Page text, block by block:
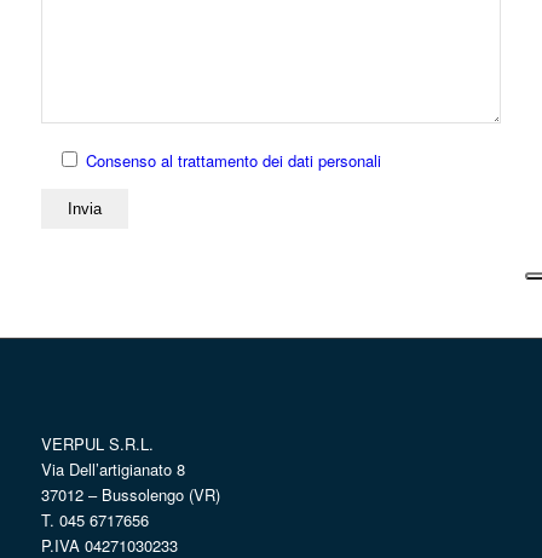
Consenso al trattamento dei dati personali
VERPUL S.R.L.
Via Dell’artigianato 8
37012 – Bussolengo (VR)
T. 045 6717656
P.IVA 04271030233